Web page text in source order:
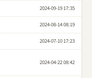
2024-09-19 17:35
2024-08-14 08:19
2024-07-10 17:23
2024-04-22 08:42